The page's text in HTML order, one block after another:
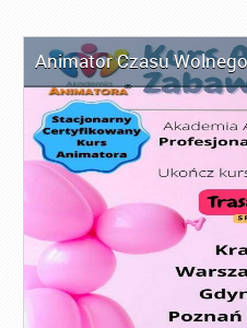
Animator Czasu Wolnego